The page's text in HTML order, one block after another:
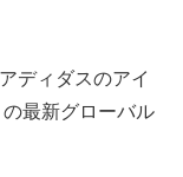
アディダスのアイ
の最新グローバル